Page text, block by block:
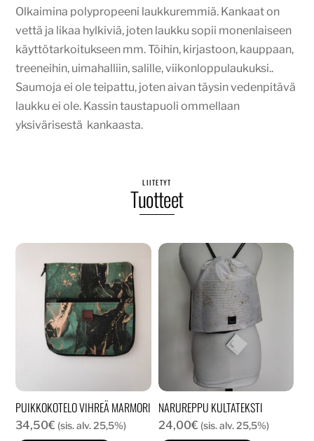
Olkaimina polypropeeni laukkuremmiä. Kankaat on
vettä ja likaa hylkiviä, joten laukku sopii monenlaiseen
käyttötarkoitukseen mm. Töihin, kirjastoon, kauppaan,
treeneihin, uimahalliin, salille, viikonloppulaukuksi..
Saumoja ei ole teipattu, joten aivan täysin vedenpitävä
laukku ei ole. Kassin taustapuoli ommellaan
yksivärisestä kankaasta.
LIITETYT
Tuotteet
PUIKKOKOTELO VIHREÄ MARMORI
34,50€ (sis. alv. 25,5%)
NARUREPPU KULTATEKSTI
24,00€ (sis. alv. 25,5%)